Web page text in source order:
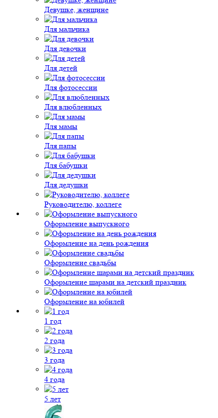
Девушке, женщине
Для мальчика
Для девочки
Для детей
Для фотосессии
Для влюбленных
Для мамы
Для папы
Для бабушки
Для дедушки
Руководителю, коллеге
Оформление выпускного
Оформление на день рождения
Оформление свадьбы
Оформление шарами на детский праздник
Оформление на юбилей
1 год
2 года
3 года
4 года
5 лет